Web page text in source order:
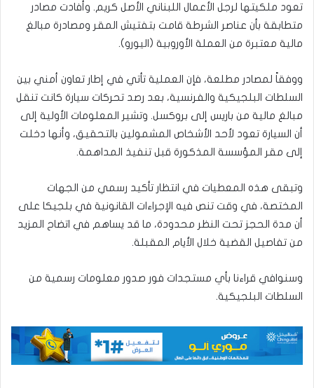
تعود ملكيتها لرجل الأعمال اللبناني الأصل كريم. وأفادت مصادر
متطابقة بأن عناصر الشرطة قامت بتفتيش المقر ومصادرة مبالغ
مالية معتبرة من العملة الأوروبية (اليورو).
ووفقاً لمصادر مطلعة، فإن العملية تأتي في إطار تعاون أمني بين
السلطات البلجيكية والفرنسية، بعد رصد تحركات سيارة كانت تنقل
مبالغ مالية من باريس إلى بروكسل. وتشير المعلومات الأولية إلى
أن السيارة تعود لأحد الأشخاص المشمولين بالتحقيق، وأنها دخلت
إلى مقر المؤسسة المذكورة قبل تنفيذ المداهمة.
وتبقى هذه المعطيات في انتظار تأكيد رسمي من الجهات
المختصة، في وقت تنص فيه الإجراءات القانونية في بلجيكا على
أن مدة الحجز تحت النظر محدودة، ما قد يساهم في اتضاح المزيد
من تفاصيل القضية خلال الأيام المقبلة.
وسنوافي قراءنا بأي مستجدات فور صدور معلومات رسمية من
السلطات البلجيكية.